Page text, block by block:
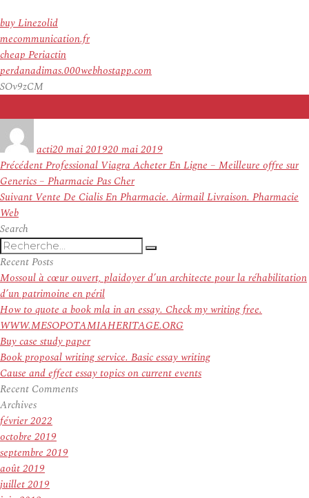
buy Linezolid
mecommunication.fr
cheap Periactin
perdanadimas.000webhostapp.com
SOv9zCM
actile
20 mai 201920 mai 2019
Navigation
de
l’article
PrécédentArticle
précédent :
Professional Viagra Acheter En Ligne – Meilleure offre sur
Generics – Pharmacie Pas Cher
Suivant Article
Vente De Cialis En Pharmacie. Airmail Livraison. Pharmacie
Web
Search
Recherche
pour
:
Recherche
Recent Posts
Mossoul à cœur ouvert, plaidoyer d’un architecte pour la réhabilitation
d’un patrimoine en péril
How to quote a book mla in an essay. Check my writing free.
WWW.MESOPOTAMIAHERITAGE.ORG
Buy case study paper
Book proposal writing service. Basic essay writing
Cause and effect essay topics on current events
Recent Comments
Archives
février 2022
octobre 2019
septembre 2019
août 2019
juillet 2019